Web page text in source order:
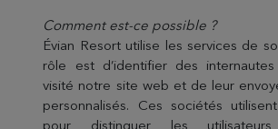
Comment est-ce possible ?
Évian Resort utilise les services de
rôle est d’identifier des
visité notre site web et de leur
personnalisés. Ces sociétés
pour distinguer les